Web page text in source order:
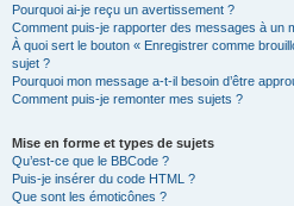
Pourquoi ai-je reçu un avertissement ?
Comment puis-je rapporter des messages à un
À quoi sert le bouton « Enregistrer comme
sujet ?
Pourquoi mon message a-t-il besoin d’être
Comment puis-je remonter mes sujets ?
Mise en forme et types de sujets
Qu’est-ce que le BBCode ?
Puis-je insérer du code HTML ?
Que sont les émoticônes ?